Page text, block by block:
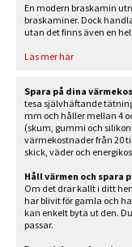
En modern braskamin
braskaminer. Dock
utan det finns även en
Läs mer här
Spara på dina
tesa självhäftande
mm och håller mellan 4
(skum, gummi och
värmekostnader från 20
skick, väder och
Håll värmen och spara
Om det drar kallt i ditt
har blivit för gamla och
kan enkelt byta ut den.
passar.